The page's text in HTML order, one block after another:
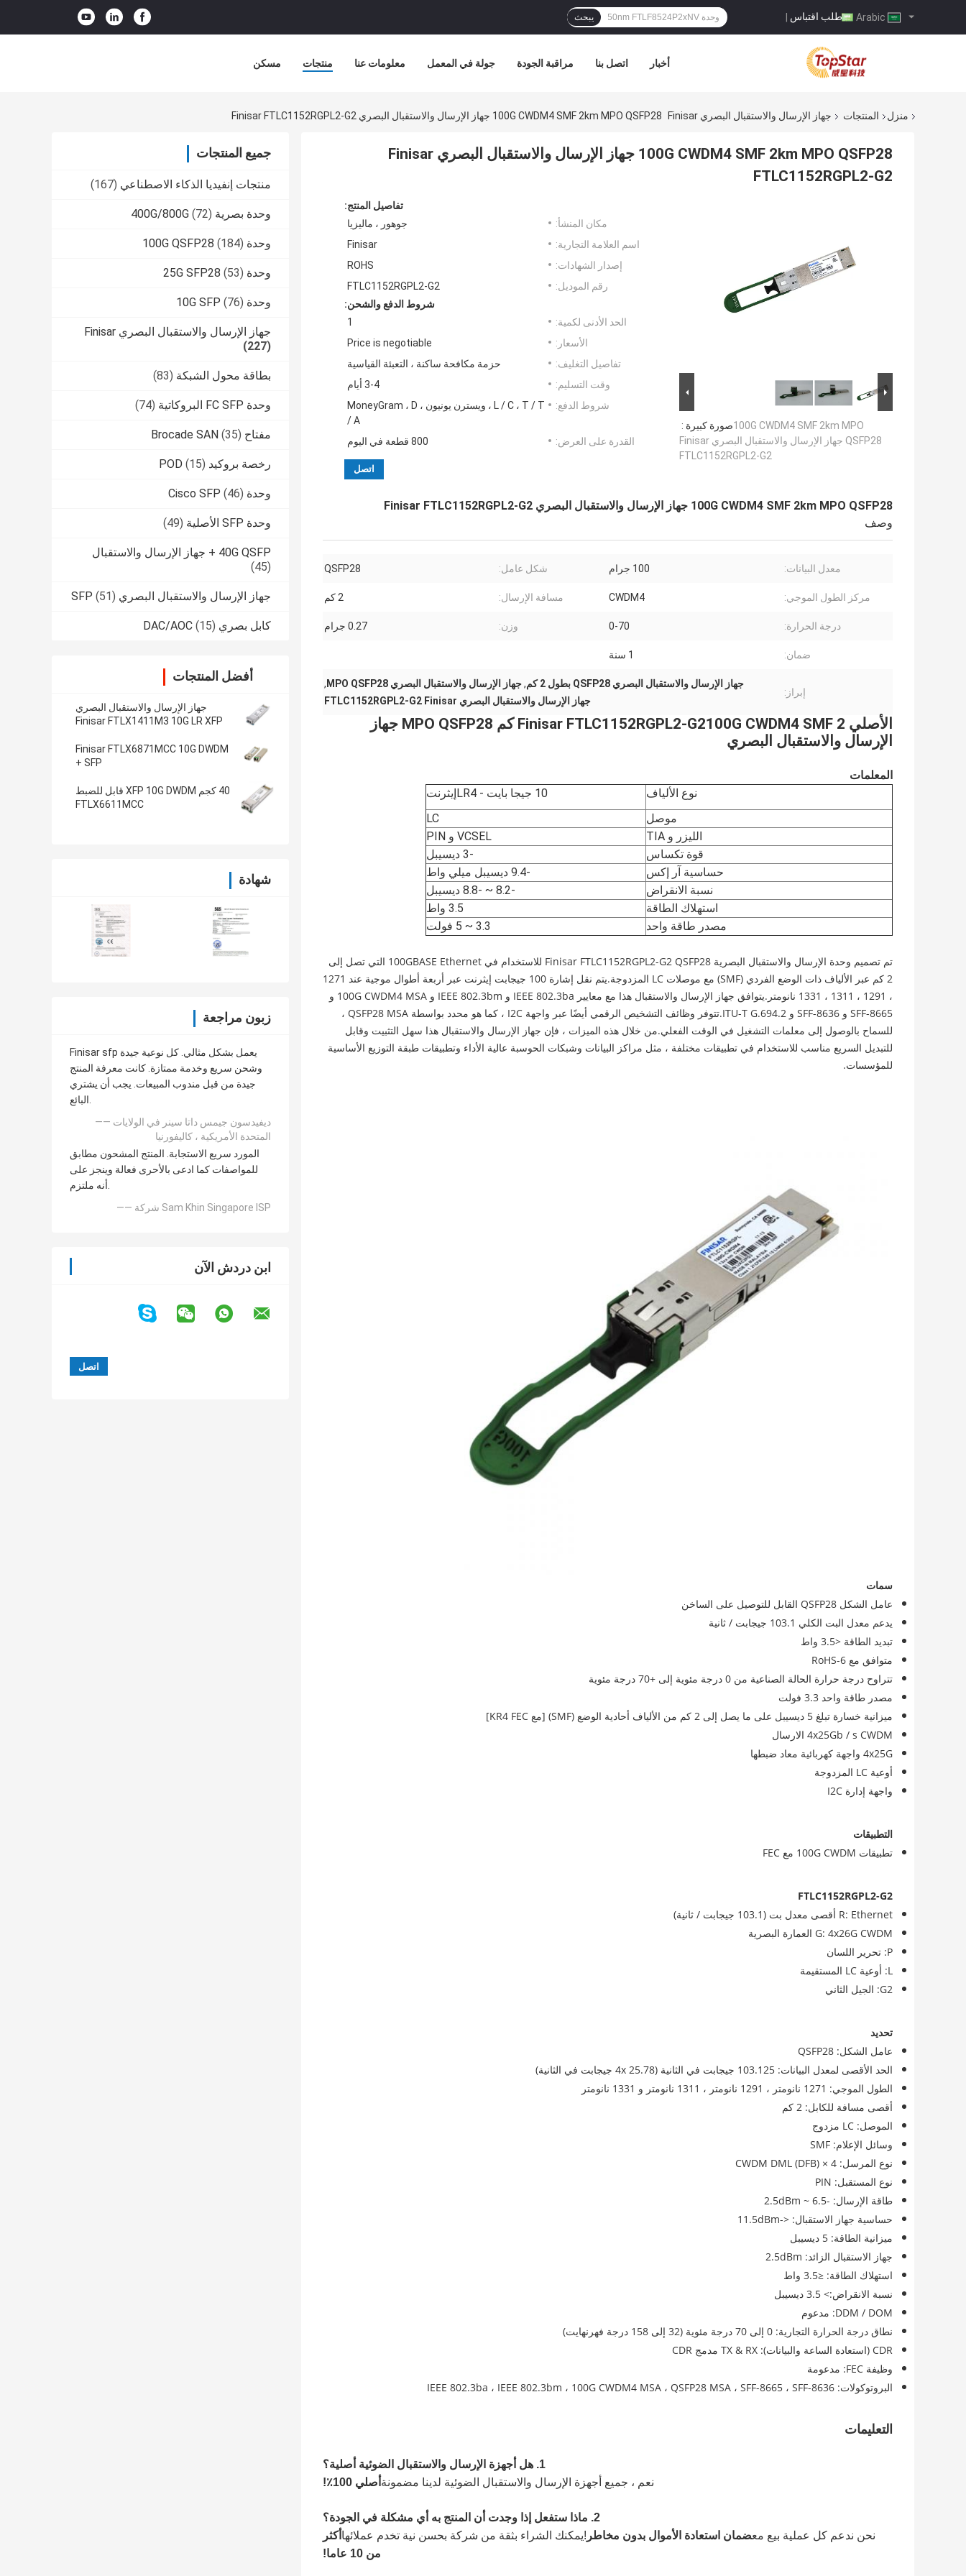
طلب اقتباس | يبحث
مسكن منتجات معلومات عنا جولة في المعمل مراقبة الجودة اتصل بنا أخبار
منزل المنتجات جهاز الإرسال والاستقبال البصري Finisar 100G CWDM4 SMF 2km MPO QSFP28 جهاز الإرسال والاستقبال البصري Finisar FTLC1152RGPL2-G2
جميع المنتجات
منتجات إنفيديا الذكاء الاصطناعي (167)
وحدة بصرية 400G/800G (72)
وحدة 100G QSFP28 (184)
وحدة 25G SFP28 (53)
وحدة 10G SFP (76)
جهاز الإرسال والاستقبال البصري Finisar
(227)
بطاقة محول الشبكة (83)
وحدة FC SFP البروكاتية (74)
مفتاح Brocade SAN (35)
رخصة بروكيد POD (15)
وحدة Cisco SFP (46)
وحدة SFP الأصلية (49)
40G QSFP + جهاز الإرسال والاستقبال
(45)
جهاز الإرسال والاستقبال البصري SFP (51)
كابل بصري DAC/AOC (15)
أفضل المنتجات
جهاز الإرسال والاستقبال البصري
Finisar FTLX1411M3 10G LR XFP
Finisar FTLX6871MCC 10G DWDM
SFP +
40 كجم XFP 10G DWDM قابل للضبط
FTLX6611MCC
شهادة
زبون مراجعة
Finisar sfp يعمل بشكل مثالي. كل نوعية جيدة
وشحن سريع وخدمة ممتازة. كانت معرفة المنتج
جيدة من قبل مندوب المبيعات. يجب أن يشتري
البائع.
—— ديفيدسون جيمس داتا سينر في الولايات
المتحدة الأمريكية ، كاليفورنيا
المورد سريع الاستجابة. المنتج المشحون مطابق
للمواصفات كما ادعى بالأحرى فعالة وينجز على
أنه ملتزم.
—— شركة Sam Khin Singapore ISP
ابن دردش الآن
100G CWDM4 SMF 2km MPO QSFP28 جهاز الإرسال والاستقبال البصري Finisar
FTLC1152RGPL2-G2
صورة كبيرة :100G CWDM4 SMF 2km MPO
QSFP28 جهاز الإرسال والاستقبال البصري Finisar
FTLC1152RGPL2-G2
تفاصيل المنتج:
مكان المنشأ:
جوهور ، ماليزيا
اسم العلامة التجارية:
Finisar
إصدار الشهادات:
ROHS
رقم الموديل:
FTLC1152RGPL2-G2
شروط الدفع والشحن:
الحد الأدنى لكمية:
1
الأسعار:
Price is negotiable
تفاصيل التغليف:
حزمة مكافحة ساكنة ، التعبئة القياسية
وقت التسليم:
3-4 أيام
شروط الدفع:
L / C ، T / T ، ويسترن يونيون ، MoneyGram ، D
/ A
القدرة على العرض:
800 قطعة في اليوم
اتصل
100G CWDM4 SMF 2km MPO QSFP28 جهاز الإرسال والاستقبال البصري Finisar FTLC1152RGPL2-G2
وصف
معدل البيانات: 100 جرام شكل عامل: QSFP28
مركز الطول الموجي: CWDM4 مسافة الإرسال: 2 كم
درجة الحرارة: 0-70 وزن: 0.27 جرام
ضمان: 1 سنة
إبراز:
جهاز الإرسال والاستقبال البصري QSFP28 بطول 2 كم ,جهاز الإرسال والاستقبال البصري MPO QSFP28
,
جهاز الإرسال والاستقبال البصري FTLC1152RGPL2-G2 Finisar
الأصلي Finisar FTLC1152RGPL2-G2100G CWDM4 SMF 2 كم MPO QSFP28 جهاز
الإرسال والاستقبال البصري
المعلمات
نوع الألياف 10 جيجا بايت - LR4 إيثرنت
موصل
LC
الليزر و TIA
VCSEL و PIN
قوة تكساس
-3 ديسيبل
حساسية آر إكس
-9.4 ديسيبل ميلي واط
نسبة الانقراض
-8.2 ~ -8.8 ديسيبل
استهلاك الطاقة
3.5 واط
مصدر طاقة واحد
3.3 ~ 5 فولت
تم تصميم وحدة الإرسال والاستقبال البصرية Finisar FTLC1152RGPL2-G2 QSFP28 للاستخدام في 100GBASE Ethernet التي تصل إلى
2 كم عبر الألياف ذات الوضع الفردي (SMF) مع موصلات LC المزدوجة.يتم نقل إشارة 100 جيجابت إيثرنت عبر أربعة أطوال موجية عند 1271
، 1291 ، 1311 ، 1331 نانومتر.يتوافق جهاز الإرسال والاستقبال هذا مع معايير IEEE 802.3ba و IEEE 802.3bm و 100G CWDM4 MSA و
SFF-8665 و SFF-8636 و ITU-T G.694.2.تتوفر وظائف التشخيص الرقمي أيضًا عبر واجهة I2C ، كما هو محدد بواسطة QSFP28 MSA ،
للسماح بالوصول إلى معلمات التشغيل في الوقت الفعلي.من خلال هذه الميزات ، فإن جهاز الإرسال والاستقبال هذا سهل التثبيت وقابل
للتبديل السريع مناسب للاستخدام في تطبيقات مختلفة ، مثل مراكز البيانات وشبكات الحوسبة عالية الأداء وتطبيقات طبقة التوزيع الأساسية
للمؤسسات.
سمات
عامل الشكل QSFP28 القابل للتوصيل على الساخن
يدعم معدل البت الكلي 103.1 جيجابت / ثانية
تبديد الطاقة <3.5 واط
متوافق مع RoHS-6
تتراوح درجة حرارة الحالة الصناعية من 0 درجة مئوية إلى +70 درجة مئوية
مصدر طاقة واحد 3.3 فولت
ميزانية خسارة تبلغ 5 ديسيبل على ما يصل إلى 2 كم من الألياف أحادية الوضع (SMF) [مع KR4 FEC]
4x25Gb / s CWDM الارسال
4x25G واجهة كهربائية معاد ضبطها
أوعية LC المزدوجة
واجهة إدارة I2C
التطبيقات
تطبيقات 100G CWDM مع FEC
FTLC1152RGPL2-G2
R: Ethernet أقصى معدل بت (103.1 جيجابت / ثانية)
G: 4x26G CWDM العمارة البصرية
P: تحرير اللسان
L: أوعية LC المستقيمة
G2: الجيل الثاني
تحديد
عامل الشكل: QSFP28
الحد الأقصى لمعدل البيانات: 103.125 جيجابت في الثانية (4x 25.78 جيجابت في الثانية)
الطول الموجي: 1271 نانومتر ، 1291 نانومتر ، 1311 نانومتر و 1331 نانومتر
أقصى مسافة للكابل: 2 كم
الموصل: LC مزدوج
وسائل الإعلام: SMF
نوع المرسل: 4 × CWDM DML (DFB)
نوع المستقبل: PIN
طاقة الإرسال: -6.5 ~ 2.5dBm
حساسية جهاز الاستقبال: <-11.5dBm
ميزانية الطاقة: 5 ديسيبل
جهاز الاستقبال الزائد: 2.5dBm
استهلاك الطاقة: ≤3.5 واط
نسبة الانقراض:> 3.5 ديسيبل
DDM / DOM: مدعوم
نطاق درجة الحرارة التجارية: 0 إلى 70 درجة مئوية (32 إلى 158 درجة فهرنهايت)
CDR (استعادة الساعة والبيانات): TX & RX مدمج CDR
وظيفة FEC: مدعومة
البروتوكولات: IEEE 802.3ba ، IEEE 802.3bm ، 100G CWDM4 MSA ، QSFP28 MSA ، SFF-8665 ، SFF-8636
التعليمات
1. هل أجهزة الإرسال والاستقبال الضوئية أصلية؟
نعم ، جميع أجهزة الإرسال والاستقبال الضوئية لدينا مضمونة أصلي 100٪!
2. ماذا ستفعل إذا وجدت أن المنتج به أي مشكلة في الجودة؟
نحن ندعم كل عملية بيع معضمان استعادة الأموال بدون مخاطر !يمكنك الشراء بثقة من شركة بحسن نية تخدم عملائها أكثر
من 10 عاما!